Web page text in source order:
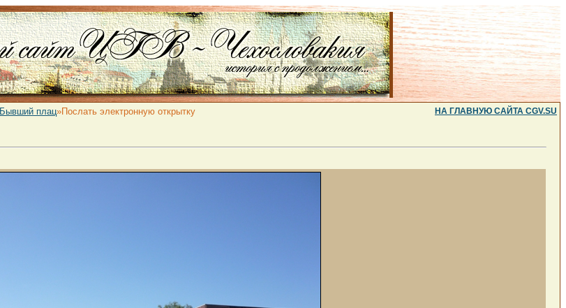
Бывший плац»Послать электронную открытку НА ГЛАВНУЮ САЙТА CGV.SU